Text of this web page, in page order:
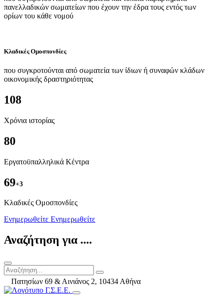
πανελλαδικών σωματείων που έχουν την έδρα τους εντός των
ορίων του κάθε νομού
Κλαδικές Ομοσπονδίες
που συγκροτούνται από σωματεία των ίδιων ή συναφών κλάδων
οικονομικής δραστηριότητας
108
Χρόνια ιστορίας
80
Εργατοϋπαλληλικά Κέντρα
69+3
Kλαδικές Ομοσπονδίες
Ενημερωθείτε Ενημερωθείτε
Αναζήτηση για ....
Πατησίων 69 & Αινιάνος 2, 10434 Αθήνα